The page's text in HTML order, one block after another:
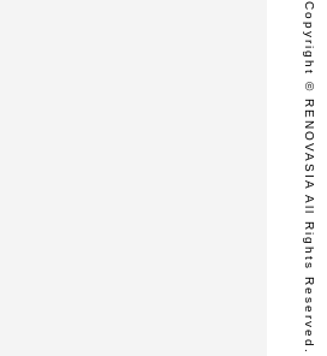
Copyright © RENOVASIA All Rights Reserved.